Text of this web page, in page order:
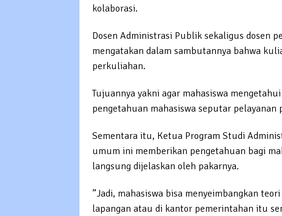
kolaborasi.
Dosen Administrasi Publik sekaligus dosen
mengatakan dalam sambutannya bahwa
perkuliahan.
Tujuannya yakni agar mahasiswa
pengetahuan mahasiswa seputar pelayanan
Sementara itu, Ketua Program Studi
umum ini memberikan pengetahuan bagi
langsung dijelaskan oleh pakarnya.
”Jadi, mahasiswa bisa menyeimbangkan
lapangan atau di kantor pemerintahan itu